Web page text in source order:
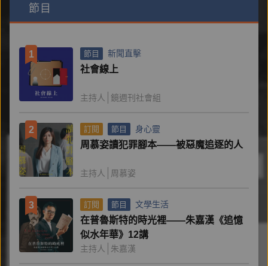
節目
1 節目 新聞直擊
社會線上
主持人 鏡週刊社會組
2 訂閱 節目 身心靈
周慕姿讀犯罪腳本——被惡魔追逐的人
主持人 周慕姿
3 訂閱 節目 文學生活
在普魯斯特的時光裡——朱嘉漢《追憶
似水年華》12講
主持人 朱嘉漢